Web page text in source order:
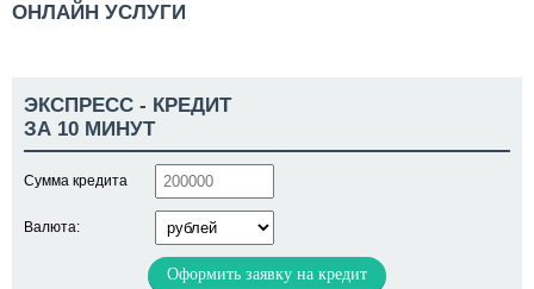
ОНЛАЙН УСЛУГИ
ЭКСПРЕСС - КРЕДИТ
ЗА 10 МИНУТ
Сумма кредита
Валюта:
Оформить заявку на кредит